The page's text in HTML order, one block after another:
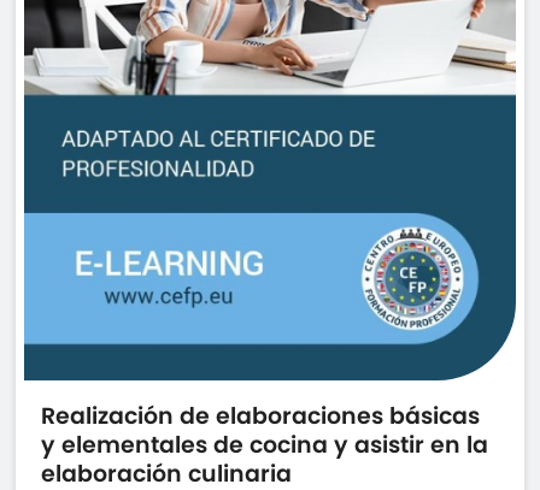
Realización de elaboraciones básicas
y elementales de cocina y asistir en la
elaboración culinaria